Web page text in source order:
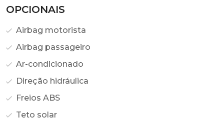
OPCIONAIS
Airbag motorista
Airbag passageiro
Ar-condicionado
Direção hidráulica
Freios ABS
Teto solar